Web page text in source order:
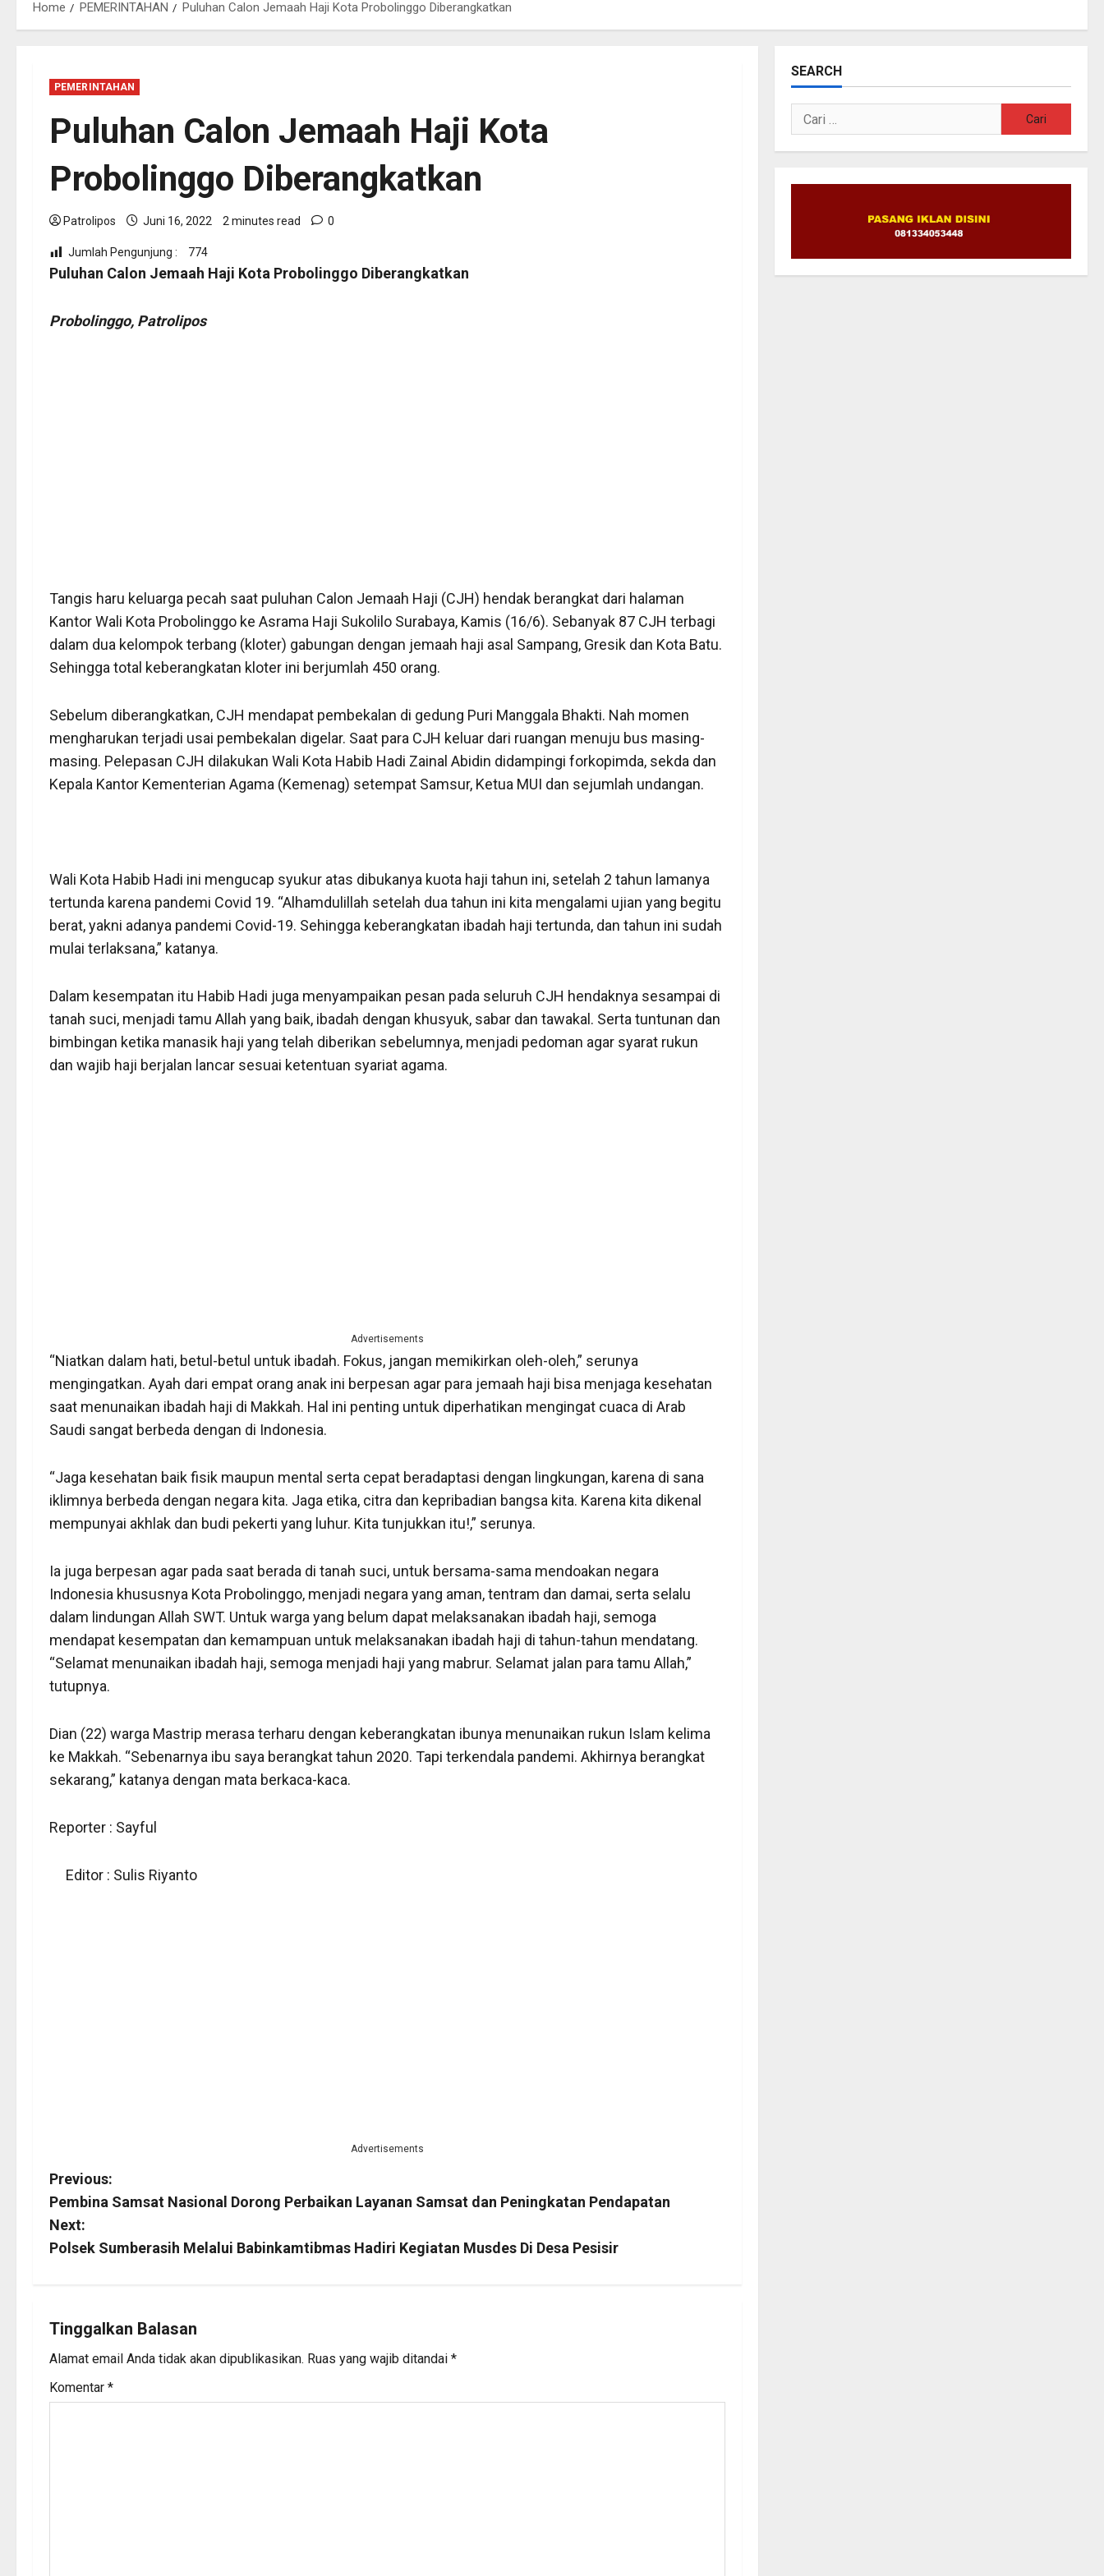
Home PEMERINTAHAN Puluhan Calon Jemaah Haji Kota Probolinggo Diberangkatkan
PEMERINTAHAN
Puluhan Calon Jemaah Haji Kota
Probolinggo Diberangkatkan
Patrolipos Juni 16, 2022 2 minutes read 0
Jumlah Pengunjung : 774
Puluhan Calon Jemaah Haji Kota Probolinggo Diberangkatkan
Probolinggo, Patrolipos
Tangis haru keluarga pecah saat puluhan Calon Jemaah Haji (CJH) hendak berangkat dari halaman
Kantor Wali Kota Probolinggo ke Asrama Haji Sukolilo Surabaya, Kamis (16/6). Sebanyak 87 CJH terbagi
dalam dua kelompok terbang (kloter) gabungan dengan jemaah haji asal Sampang, Gresik dan Kota Batu.
Sehingga total keberangkatan kloter ini berjumlah 450 orang.
Sebelum diberangkatkan, CJH mendapat pembekalan di gedung Puri Manggala Bhakti. Nah momen
mengharukan terjadi usai pembekalan digelar. Saat para CJH keluar dari ruangan menuju bus masing-
masing. Pelepasan CJH dilakukan Wali Kota Habib Hadi Zainal Abidin didampingi forkopimda, sekda dan
Kepala Kantor Kementerian Agama (Kemenag) setempat Samsur, Ketua MUI dan sejumlah undangan.
Wali Kota Habib Hadi ini mengucap syukur atas dibukanya kuota haji tahun ini, setelah 2 tahun lamanya
tertunda karena pandemi Covid 19. “Alhamdulillah setelah dua tahun ini kita mengalami ujian yang begitu
berat, yakni adanya pandemi Covid-19. Sehingga keberangkatan ibadah haji tertunda, dan tahun ini sudah
mulai terlaksana,” katanya.
Dalam kesempatan itu Habib Hadi juga menyampaikan pesan pada seluruh CJH hendaknya sesampai di
tanah suci, menjadi tamu Allah yang baik, ibadah dengan khusyuk, sabar dan tawakal. Serta tuntunan dan
bimbingan ketika manasik haji yang telah diberikan sebelumnya, menjadi pedoman agar syarat rukun
dan wajib haji berjalan lancar sesuai ketentuan syariat agama.
Advertisements
“Niatkan dalam hati, betul-betul untuk ibadah. Fokus, jangan memikirkan oleh-oleh,” serunya
mengingatkan. Ayah dari empat orang anak ini berpesan agar para jemaah haji bisa menjaga kesehatan
saat menunaikan ibadah haji di Makkah. Hal ini penting untuk diperhatikan mengingat cuaca di Arab
Saudi sangat berbeda dengan di Indonesia.
“Jaga kesehatan baik fisik maupun mental serta cepat beradaptasi dengan lingkungan, karena di sana
iklimnya berbeda dengan negara kita. Jaga etika, citra dan kepribadian bangsa kita. Karena kita dikenal
mempunyai akhlak dan budi pekerti yang luhur. Kita tunjukkan itu!,” serunya.
Ia juga berpesan agar pada saat berada di tanah suci, untuk bersama-sama mendoakan negara
Indonesia khususnya Kota Probolinggo, menjadi negara yang aman, tentram dan damai, serta selalu
dalam lindungan Allah SWT. Untuk warga yang belum dapat melaksanakan ibadah haji, semoga
mendapat kesempatan dan kemampuan untuk melaksanakan ibadah haji di tahun-tahun mendatang.
“Selamat menunaikan ibadah haji, semoga menjadi haji yang mabrur. Selamat jalan para tamu Allah,”
tutupnya.
Dian (22) warga Mastrip merasa terharu dengan keberangkatan ibunya menunaikan rukun Islam kelima
ke Makkah. “Sebenarnya ibu saya berangkat tahun 2020. Tapi terkendala pandemi. Akhirnya berangkat
sekarang,” katanya dengan mata berkaca-kaca.
Reporter : Sayful
Editor : Sulis Riyanto
Advertisements
P
o
s
n
a
v
Previous:
Pembina Samsat Nasional Dorong Perbaikan Layanan Samsat dan Peningkatan Pendapatan
Next:
Polsek Sumberasih Melalui Babinkamtibmas Hadiri Kegiatan Musdes Di Desa Pesisir
Tinggalkan Balasan
Alamat email Anda tidak akan dipublikasikan. Ruas yang wajib ditandai *
Komentar *
SEARCH
Cari
untuk: